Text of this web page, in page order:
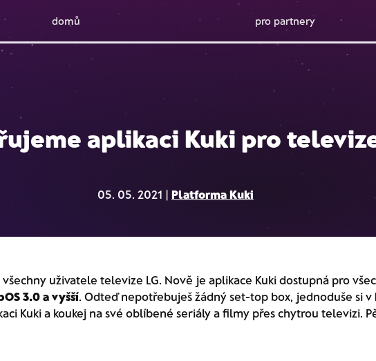
domů pro partnery
aplikaci Kuki pro
05. 05. 2021 | Platforma Kuki
uživatele televize LG. Nově je aplikace Kuki dostupná pro
3.0 a vyšší. Odteď nepotřebuješ žádný set-top box, jednoduše si v
Kuki a koukej na své oblíbené seriály a filmy přes chytrou televizi.